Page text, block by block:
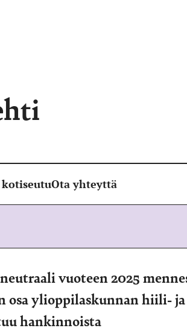
kotiseutuOta yhteyttä
vuoteen 2025
osa ylioppilaskunnan hiili- ja
hankinnoista